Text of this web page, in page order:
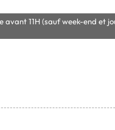
avant 11H (sauf week-end et